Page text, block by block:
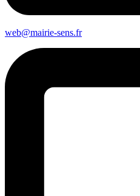
web@mairie-sens.fr